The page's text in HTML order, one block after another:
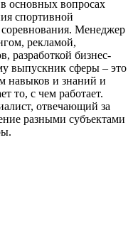
основных вопросах
спортивной
Менеджер
рекламой,
разработкой бизнес-
выпускник сферы – это
навыков и знаний и
то, с чем работает.
отвечающий за
разными субъектами